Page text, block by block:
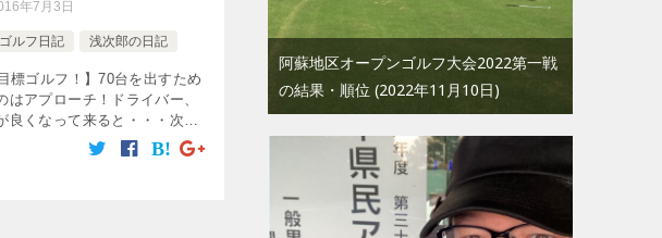
年7月3日
ルフ日記 浅次郎の日記
標ゴルフ！】70台を出すため
はアプローチ！ドライバー、
良くなって来ると・・・次の
アプローチに移るわけだが、
20ヤードのグリーン周りアプ
阿蘇地区オープンゴルフ大会2022第一戦
の結果・順位 2022年11月10日